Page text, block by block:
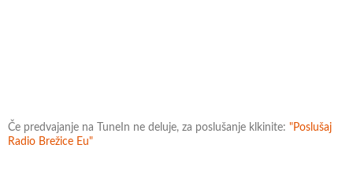
Če predvajanje na TuneIn ne deluje, za poslušanje klkinite: "Poslušaj
Radio Brežice Eu"